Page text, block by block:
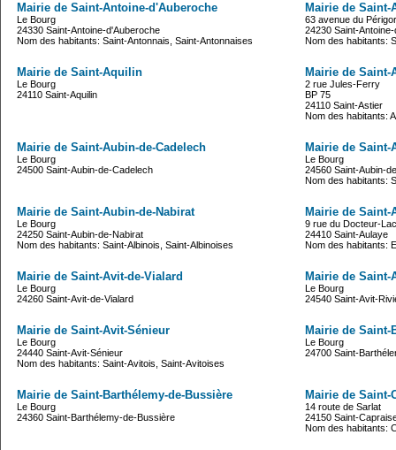
Mairie de Saint-Antoine-d'Auberoche
Le Bourg
24330 Saint-Antoine-d'Auberoche
Nom des habitants: Saint-Antonnais, Saint-Antonnaises
Mairie de
63 avenue du
24230 Saint-
Nom des habitants:
Mairie de Saint-Aquilin
Le Bourg
24110 Saint-Aquilin
Mairie de Saint-
2 rue Jules-Ferry
BP 75
24110 Saint-Astier
Nom des habitants:
Mairie de Saint-Aubin-de-Cadelech
Le Bourg
24500 Saint-Aubin-de-Cadelech
Mairie de Saint-
Le Bourg
24560 Saint-Aubin-
Nom des habitants:
Mairie de Saint-Aubin-de-Nabirat
Le Bourg
24250 Saint-Aubin-de-Nabirat
Nom des habitants: Saint-Albinois, Saint-Albinoises
Mairie de Saint-
9 rue du Docteur-
24410 Saint-Aulaye
Nom des habitants:
Mairie de Saint-Avit-de-Vialard
Le Bourg
24260 Saint-Avit-de-Vialard
Mairie de Saint-
Le Bourg
24540 Saint-Avit-
Mairie de Saint-Avit-Sénieur
Le Bourg
24440 Saint-Avit-Sénieur
Nom des habitants: Saint-Avitois, Saint-Avitoises
Mairie de Saint-
Le Bourg
24700 Saint-
Mairie de Saint-Barthélemy-de-Bussière
Le Bourg
24360 Saint-Barthélemy-de-Bussière
Mairie de Saint-
14 route de Sarlat
24150 Saint-
Nom des habitants: